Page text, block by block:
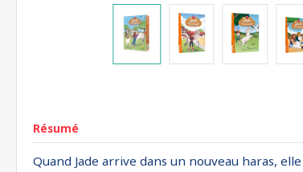
Résumé
Quand Jade arrive dans un nouveau haras,